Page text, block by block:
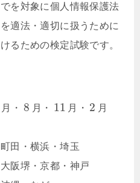
を対象に個人情報保護法
適法・適切に扱うために
るための検定試験です。
月・ 8 月・ 11 月・ 2 月
田・横浜・埼玉
阪堺・京都・神戸